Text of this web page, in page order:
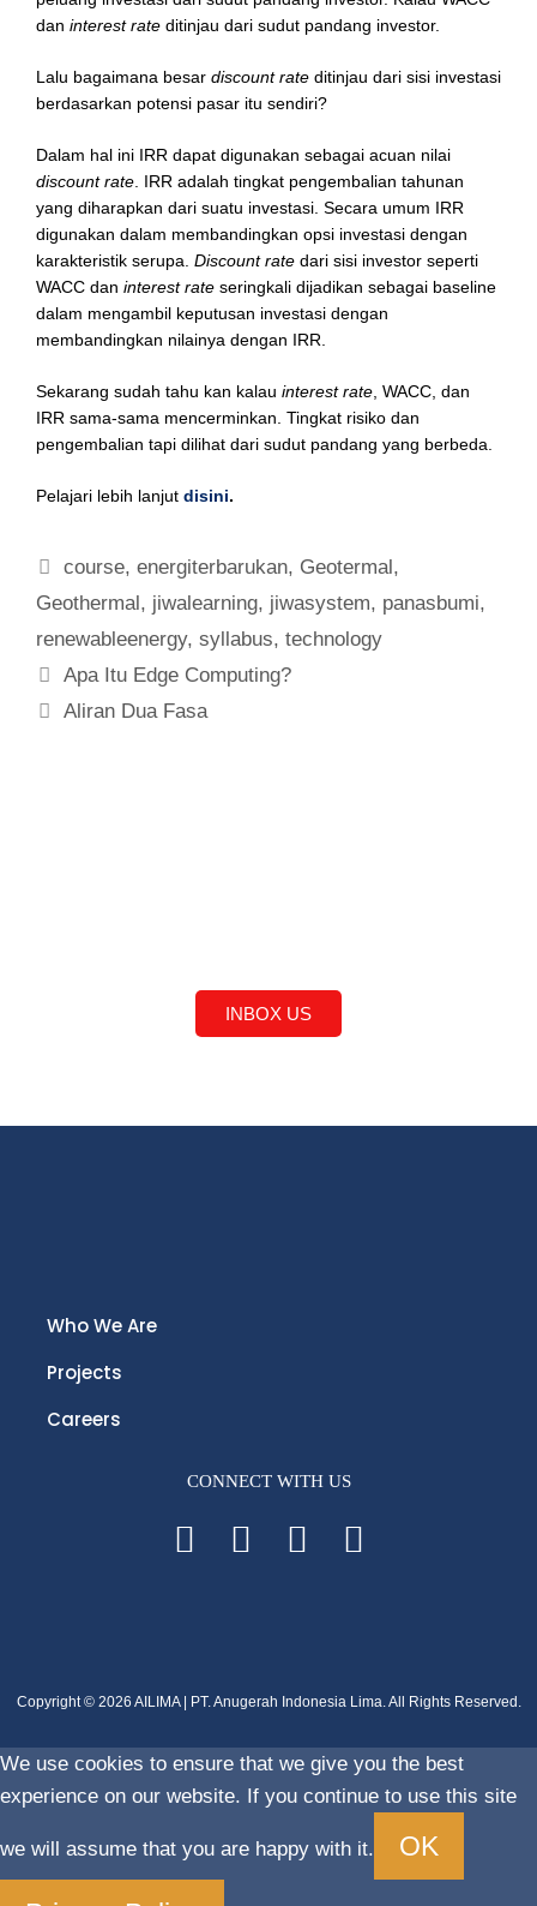
dan interest rate ditinjau dari sudut pandang investor.
Lalu bagaimana besar discount rate ditinjau dari sisi investasi
berdasarkan potensi pasar itu sendiri?
Dalam hal ini IRR dapat digunakan sebagai acuan nilai
discount rate . IRR adalah tingkat pengembalian tahunan
yang diharapkan dari suatu investasi. Secara umum IRR
digunakan dalam membandingkan opsi investasi dengan
karakteristik serupa. Discount rate dari sisi investor seperti
WACC dan interest rate seringkali dijadikan sebagai baseline
dalam mengambil keputusan investasi dengan
membandingkan nilainya dengan IRR.
Sekarang sudah tahu kan kalau interest rate , WACC, dan
IRR sama-sama mencerminkan. Tingkat risiko dan
pengembalian tapi dilihat dari sudut pandang yang berbeda.
Pelajari lebih lanjut disini.
course,energiterbarukan, Geotermal,
Geothermal, jiwalearning, jiwasystem, panasbumi,
renewableenergy, syllabus, technology
Apa Itu Edge Computing?
Aliran Dua Fasa
INBOX US
Who We Are
Projects
Careers
CONNECT WITH US
Copyright © 2026 AILIMA | PT. Anugerah Indonesia Lima. All Rights Reserved.
We use cookies to ensure that we give you the best
experience on our website. If you continue to use this site
we will assume that you are happy with it. OK